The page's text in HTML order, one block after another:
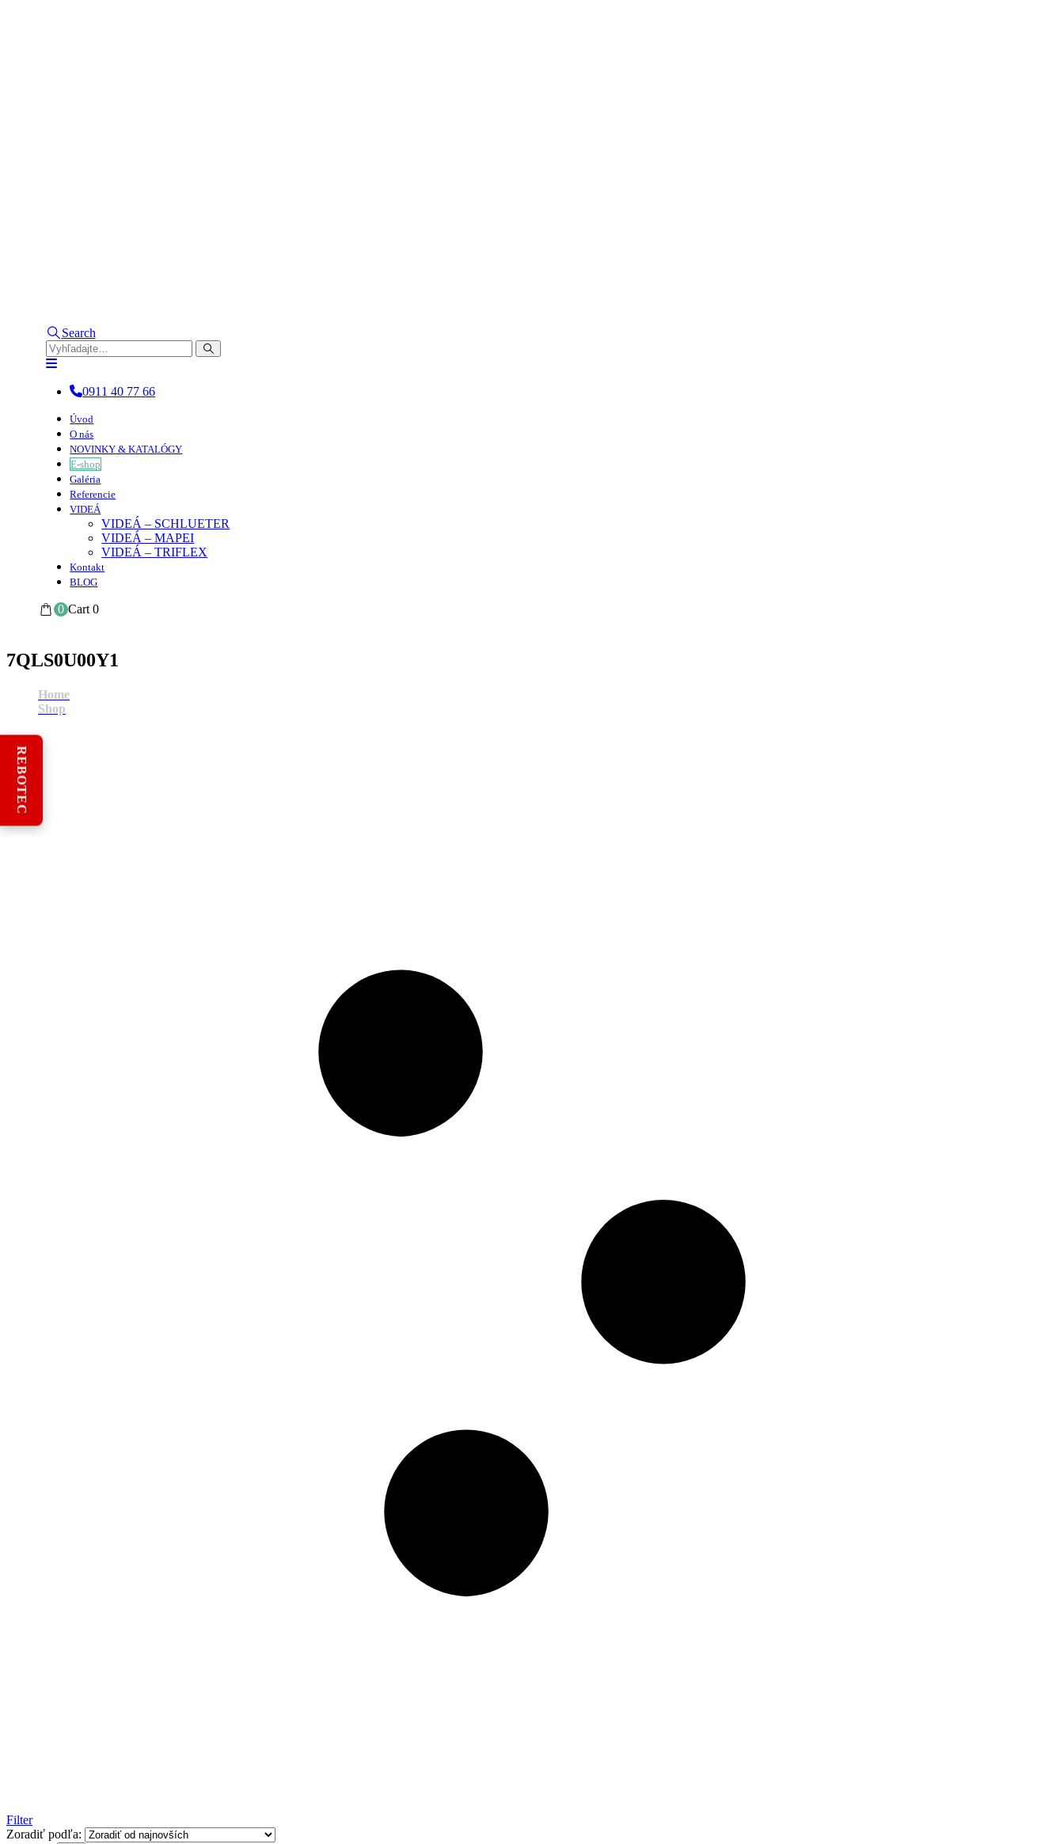
Search
0911 40 77 66
Úvod
O nás
NOVINKY & KATALÓGY
E-shop
Galéria
Referencie
VIDEÁ
VIDEÁ – SCHLUETER
VIDEÁ – MAPEI
VIDEÁ – TRIFLEX
Kontakt
BLOG
0 Cart 0
7QLS0U00Y1
Home
Shop
Filter
Zoradiť podľa:
REBOTEC